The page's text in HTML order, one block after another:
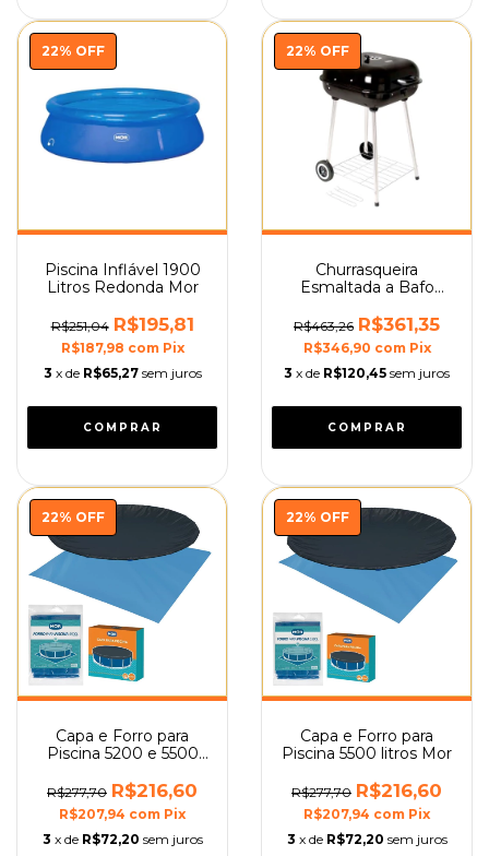
22% OFF
Piscina Inflável 1900
Litros Redonda Mor
R$251,04 R$195,81
R$187,98 com Pix
3 x de R$65,27 sem juros
22% OFF
Churrasqueira
Esmaltada a Bafo
Rodinhas Mor
R$463,26 R$361,35
R$346,90 com Pix
3 x de R$120,45 sem juros
22% OFF
Capa e Forro para
Piscina 5200 e 5500
R$277,70 R$216,60
R$207,94 com Pix
3 x de R$72,20 sem juros
22% OFF
Capa e Forro para
Piscina 5500 litros Mor
R$277,70 R$216,60
R$207,94 com Pix
3 x de R$72,20 sem juros